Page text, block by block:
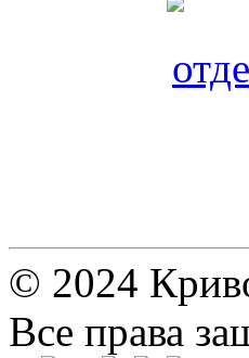
© 2024
Все права